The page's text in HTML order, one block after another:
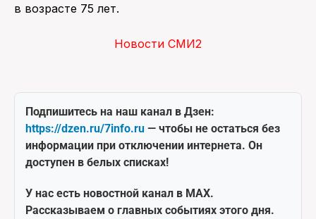
в возрасте 75 лет.
Новости СМИ2
Подпишитесь на наш канал в Дзен:
https://dzen.ru/7info.ru — чтобы не остаться без
информации при отключении интернета. Он
доступен в белых списках!
У нас есть новостной канал в MAX.
Рассказываем о главных событиях этого дня.